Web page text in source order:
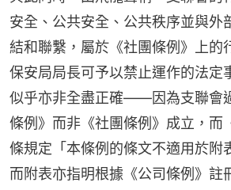
安全、公共安全、公共秩序並與外
結和聯繫，屬於《社團條例》上的
保安局局長可予以禁止運作的法定
似乎亦非全盡正確——因為支聯會
條例》而非《社團條例》成立，而
條規定「本條例的條文不適用於附
而附表亦指明根據《公司條例》註